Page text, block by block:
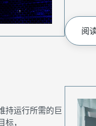
阅
持运行所需的巨
，